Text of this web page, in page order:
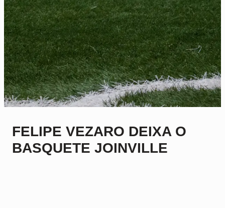
FELIPE VEZARO DEIXA O
BASQUETE JOINVILLE